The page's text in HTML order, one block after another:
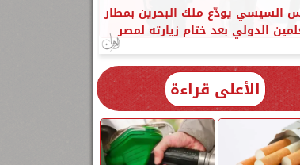
السيسي يودّع ملك البحرين بمطار
الدولي بعد ختام زيارته لمصر
الأعلى قراءة